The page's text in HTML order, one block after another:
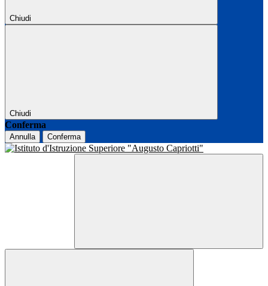
Chiudi
Chiudi
Conferma
Annulla Conferma